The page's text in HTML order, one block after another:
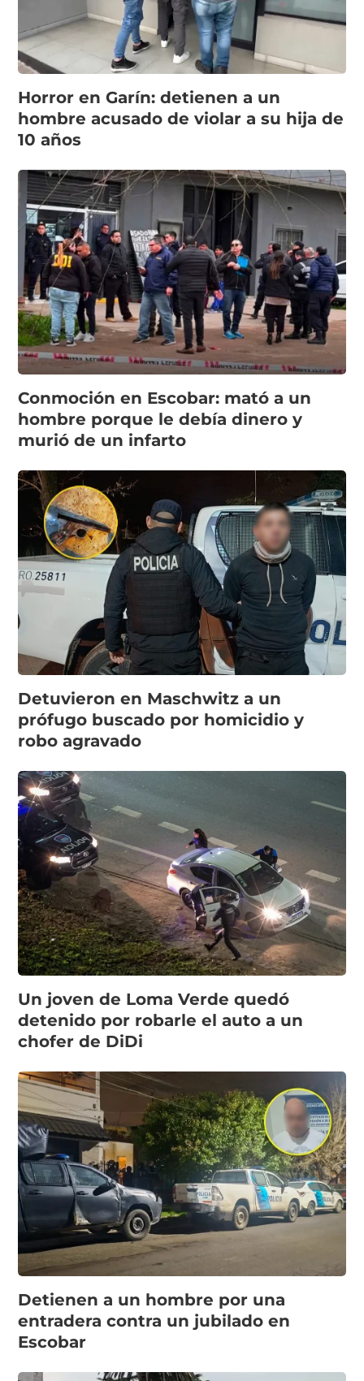
Horror en Garín: detienen a un
hombre acusado de violar a su hija de
10 años
Conmoción en Escobar: mató a un
hombre porque le debía dinero y
murió de un infarto
Detuvieron en Maschwitz a un
prófugo buscado por homicidio y
robo agravado
Un joven de Loma Verde quedó
detenido por robarle el auto a un
chofer de DiDi
Detienen a un hombre por una
entradera contra un jubilado en
Escobar